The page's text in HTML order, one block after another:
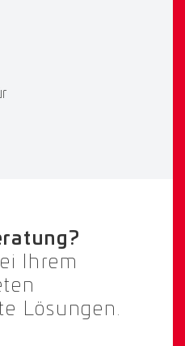
Ihrem
Lösungen.